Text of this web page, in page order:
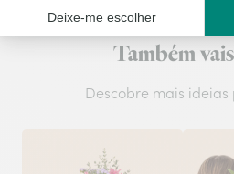
Também
Descobre mais